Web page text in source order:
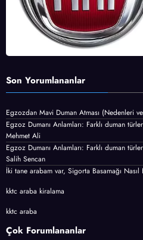
Son Yorumlananlar
Egzozdan Mavi Duman Atması (Nedenleri
Egzoz Dumanı Anlamları: Farklı duman
Mehmet Ali
Egzoz Dumanı Anlamları: Farklı duman
Salih Sencan
İki tane arabam var, Sigorta Basamağı
kktc araba kiralama
kktc araba
Çok Forumlananlar